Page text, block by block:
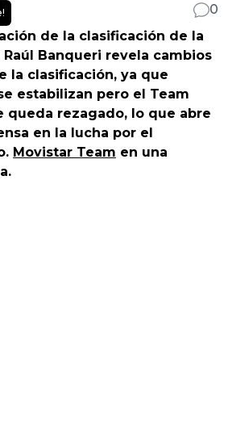
0
de la clasificación de la
Banqueri revela cambios
la clasificación, ya que
estabilizan pero el Team
queda rezagado, lo que abre
en la lucha por el
Movistar Team en una